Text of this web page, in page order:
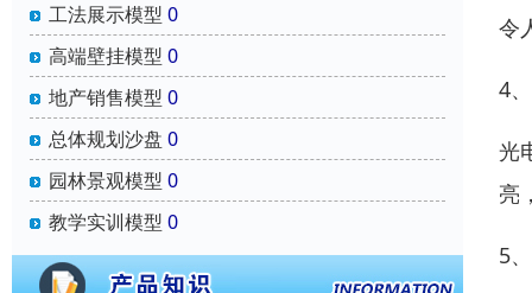
工法展示模型 0
高端壁挂模型 0
地产销售模型 0
总体规划沙盘 0
园林景观模型 0
教学实训模型 0
令
4
光
亮
5